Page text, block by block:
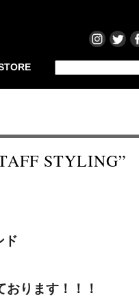
STYLING”
ド
ります！！！